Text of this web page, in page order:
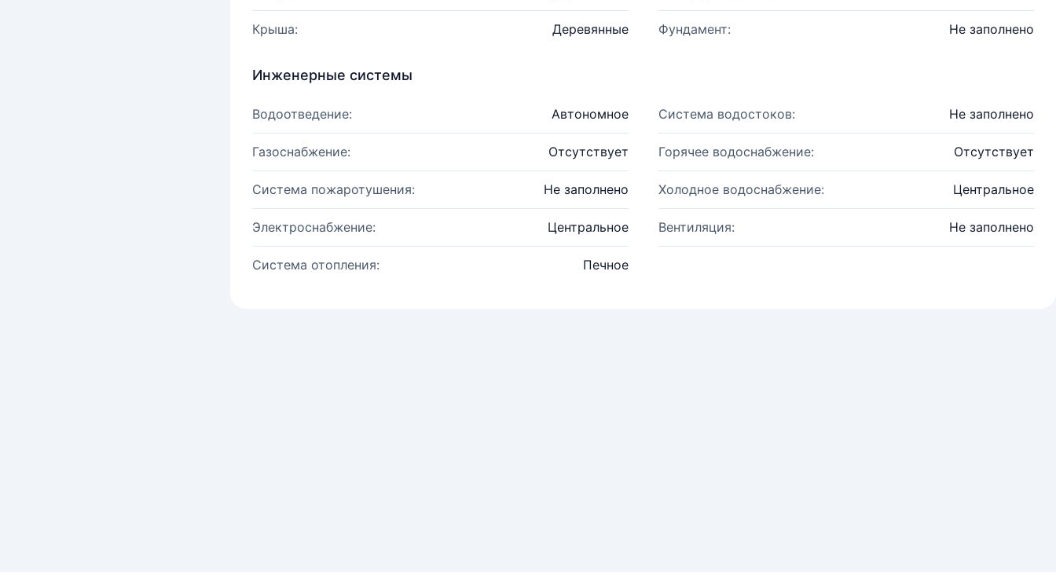
Крыша: Деревянные Фундамент: Не заполнено
Инженерные системы
Водоотведение: Автономное Система водостоков: Не заполнено
Газоснабжение: Отсутствует Горячее водоснабжение: Отсутствует
Система пожаротушения: Не заполнено Холодное водоснабжение: Центральное
Электроснабжение: Центральное Вентиляция: Не заполнено
Система отопления: Печное